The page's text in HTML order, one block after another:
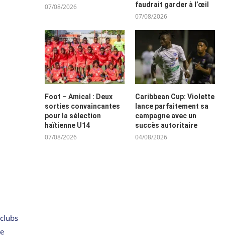
07/08/2026
faudrait garder à l’œil
07/08/2026
Foot – Amical : Deux
sorties convaincantes
pour la sélection
haïtienne U14
07/08/2026
Caribbean Cup: Violette
lance parfaitement sa
campagne avec un
succès autoritaire
04/08/2026